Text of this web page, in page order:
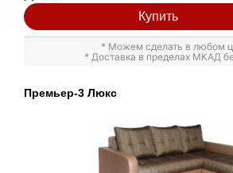
Купить
* Можем сделать в любом
* Доставка в пределах МКАД
Премьер-3 Люкс